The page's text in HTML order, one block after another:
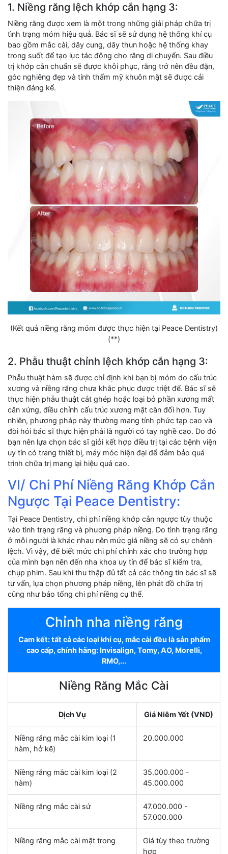
1. Niềng răng lệch khớp cắn hạng 3:
Niềng răng được xem là một trong những giải pháp chữa trị
tình trạng móm hiệu quả. Bác sĩ sẽ sử dụng hệ thống khí cụ
bao gồm mắc cài, dây cung, dây thun hoặc hệ thống khay
trong suốt để tạo lực tác động cho răng di chuyển. Sau điều
trị khớp cắn chuẩn sẽ được khôi phục, răng trở nên đều đặn,
góc nghiêng đẹp và tính thẩm mỹ khuôn mặt sẽ được cải
thiện đáng kể.
(Kết quả niềng răng móm được thực hiện tại Peace Dentistry)
(**)
2. Phẫu thuật chỉnh lệch khớp cắn hạng 3:
Phẫu thuật hàm sẽ được chỉ định khi bạn bị móm do cấu trúc
xương và niềng răng chưa khắc phục được triệt để. Bác sĩ sẽ
thực hiện phẫu thuật cắt ghép hoặc loại bỏ phần xương mất
cân xứng, điều chỉnh cấu trúc xương mặt cân đối hơn. Tuy
nhiên, phương pháp này thường mang tính phức tạp cao và
đòi hỏi bác sĩ thực hiện phải là người có tay nghề cao. Do đó
bạn nên lựa chọn bác sĩ giỏi kết hợp điều trị tại các bệnh viện
uy tín có trang thiết bị, máy móc hiện đại để đảm bảo quá
trình chữa trị mang lại hiệu quả cao.
VI/ Chi Phí Niềng Răng Khớp Cắn
Ngược Tại Peace Dentistry:
Tại Peace Dentistry, chi phí niềng khớp cắn ngược tùy thuộc
vào tình trạng răng và phương pháp niềng. Do tình trạng răng
ở mỗi người là khác nhau nên mức giá niềng sẽ có sự chênh
lệch. Vì vậy, để biết mức chi phí chính xác cho trường hợp
của mình bạn nên đến nha khoa uy tín để bác sĩ kiểm tra,
chụp phim. Sau khi thu thập đủ tất cả các thông tin bác sĩ sẽ
tư vấn, lựa chọn phương pháp niềng, lên phát đồ chữa trị
cũng như báo tổng chi phí niềng cụ thể.
Chỉnh nha niềng răng
Cam kết: tất cả các loại khí cụ, mắc cài đều là sản phẩm
cao cấp, chính hãng: Invisalign, Tomy, AO, Morelli,
RMO,...
Niềng Răng Mắc Cài
Dịch Vụ Giá Niêm Yết (VND)
Niềng răng mắc cài kim loại (1
hàm, hở kẽ)
20.000.000
Niềng răng mắc cài kim loại (2
hàm)
35.000.000 -
45.000.000
Niềng răng mắc cài sứ
47.000.000 -
57.000.000
Niềng răng mắc cài mặt trong
Giá tùy theo trường
hợp